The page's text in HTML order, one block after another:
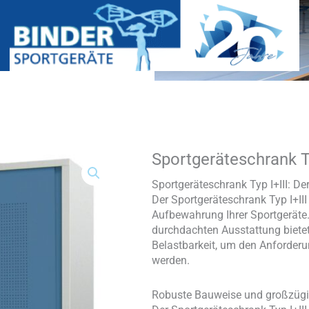
Sportgeräteschrank
Sportgeräteschrank Typ I+III:
Der Sportgeräteschrank Typ
Aufbewahrung Ihrer
durchdachten Ausstattung
Belastbarkeit, um den
werden.
Robuste Bauweise und
Sportgeräteschrank
Typ
I+III
Menge